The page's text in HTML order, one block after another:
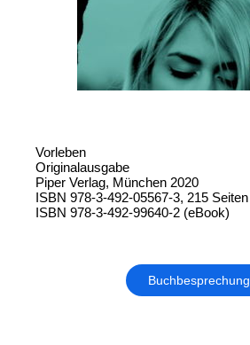
Vorleben
Originalausgabe
Piper Verlag, München 2020
ISBN 978-3-492-05567-3, 215 Seiten
ISBN 978-3-492-99640-2 (eBook)
Buchbesprechung